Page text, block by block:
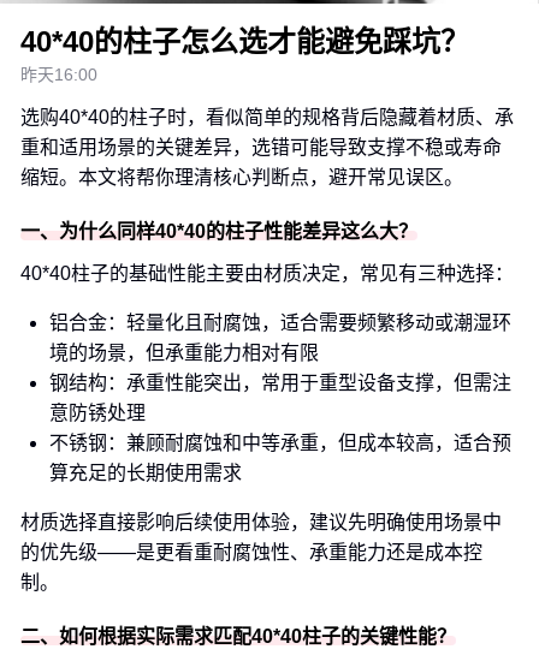
40*40的柱子怎么选才能避免踩坑？
昨天16:00
选购40*40的柱子时，看似简单的规格背后隐藏着材质、承
重和适用场景的关键差异，选错可能导致支撑不稳或寿命
缩短。本文将帮你理清核心判断点，避开常见误区。
一、为什么同样40*40的柱子性能差异这么大？
40*40柱子的基础性能主要由材质决定，常见有三种选择：
铝合金：轻量化且耐腐蚀，适合需要频繁移动或潮湿环
境的场景，但承重能力相对有限
钢结构：承重性能突出，常用于重型设备支撑，但需注
意防锈处理
不锈钢：兼顾耐腐蚀和中等承重，但成本较高，适合预
算充足的长期使用需求
材质选择直接影响后续使用体验，建议先明确使用场景中
的优先级——是更看重耐腐蚀性、承重能力还是成本控
制。
二、如何根据实际需求匹配40*40柱子的关键性能？